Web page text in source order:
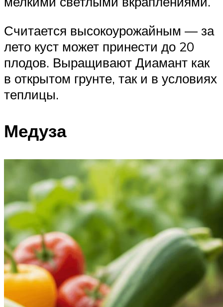
Считается высокоурожайным — за
лето куст может принести до 20
плодов. Выращивают Диамант как
в открытом грунте, так и в условиях
теплицы.
Медуза